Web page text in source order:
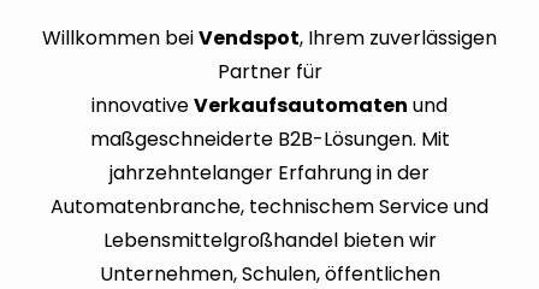
Willkommen beiVendspot, Ihrem zuverlässigen
Partner für
innovativeVerkaufsautomaten und
maßgeschneiderte B2B-Lösungen. Mit
jahrzehntelanger Erfahrung in der
Automatenbranche, technischem Service und
Lebensmittelgroßhandel bieten wir
Unternehmen, Schulen, öffentlichen